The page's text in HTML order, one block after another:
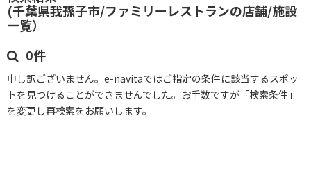
(千葉県我孫子市/ファミリーレストランの店舗/施設
一覧）
0件
申し訳ございません。e-navitaではご指定の条件に該当するスポッ
トを見つけることができませんでした。お手数ですが「検索条件」
を変更し再検索をお願いします。